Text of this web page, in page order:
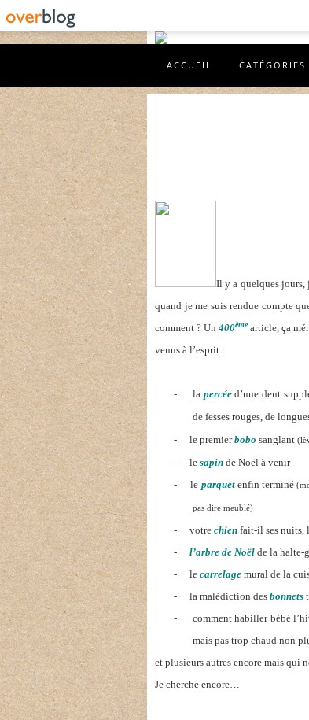
ACCUEIL CATÉGORIES
Il y a quelques jours,
quand je me suis rendue compte
comment ? Un400èmearticle, ça
venus à l’esprit :
- la percéed’une dent
de fesses rouges, de
- le premierbobo sanglant
- le sapin de Noël à venir
-
le parquetenfin terminé
pas dire meublé)
- votre chien fait-il ses nuits,
-
l’arbre de Noël de la halte-
-
le carrelage mural de la
-
la malédiction des bonnets
-
comment habiller bébé
mais pas trop chaud non
et plusieurs autres encore mais qui
Je cherche encore…